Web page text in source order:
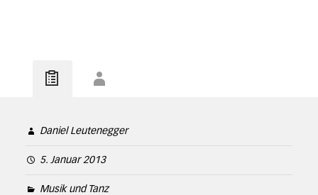
Daniel Leutenegger
5. Januar 2013
Musik und Tanz